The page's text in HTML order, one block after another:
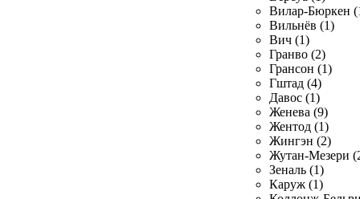
Вилар-Бюркен
Вильнёв (1)
Вич (1)
Гранво (2)
Грансон (1)
Гштад (4)
Давос (1)
Женева (9)
Жентод (1)
Жингэн (2)
Жутан-Мезери
Зеналь (1)
Каруж (1)